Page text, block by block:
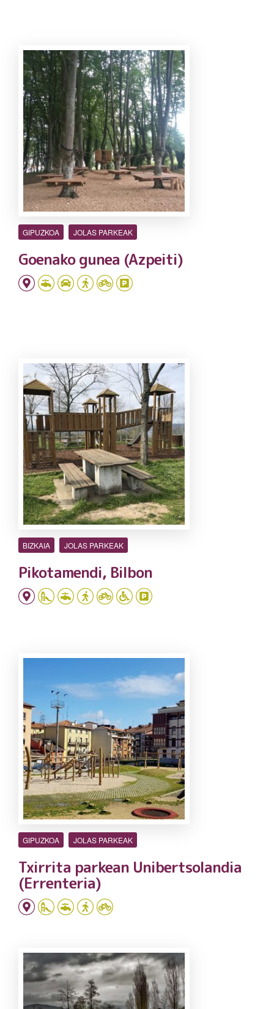
GIPUZKOA JOLAS PARKEAK
Goenako gunea (Azpeiti)
BIZKAIA JOLAS PARKEAK
Pikotamendi, Bilbon
GIPUZKOA JOLAS PARKEAK
Txirrita parkean Unibertsolandia
(Errenteria)